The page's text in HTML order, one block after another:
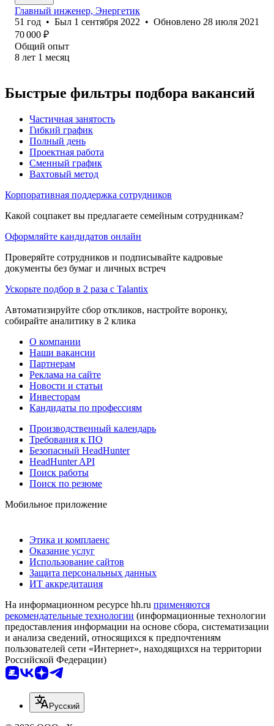
Главный инженер, Энергетик
51 год • Был 1 сентября 2022 • Обновлено 28 июля 2021
70 000 ₽
Общий опыт
8 лет 1 месяц
Быстрые фильтры подбора вакансий
Частичная занятость
Гибкий график
Полный день
Проектная работа
Сменный график
Вахтовый метод
Корпоративная поддержка сотрудников
Какой соцпакет вы предлагаете семейным сотрудникам?
Оформляйте кандидатов онлайн
Проверяйте сотрудников и подписывайте кадровые
документы без бумаг и личных встреч
Ускорьте подбор в 2 раза с Talantix
Автоматизируйте сбор откликов, настройте воронку,
собирайте аналитику в 2 клика
О компании
Наши вакансии
Партнерам
Реклама на сайте
Новости и статьи
Инвесторам
Кандидаты по профессиям
Производственный календарь
Требования к ПО
Безопасный HeadHunter
HeadHunter API
Поиск работы
Поиск по резюме
Мобильное приложение
Этика и комплаенс
Оказание услуг
Использование сайтов
Защита персональных данных
ИТ аккредитация
На информационном ресурсе hh.ru применяются
рекомендательные технологии (информационные технологии
предоставления информации на основе сбора, систематизации
и анализа сведений, относящихся к предпочтениям
пользователей сети «Интернет», находящихся на территории
Российской Федерации)
Русский